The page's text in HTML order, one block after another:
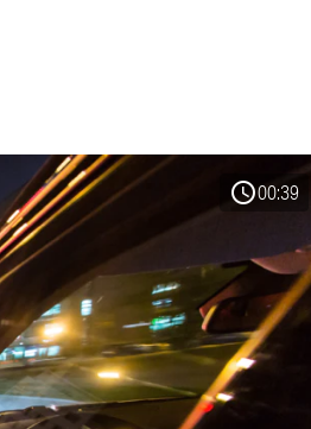
schedule00:39